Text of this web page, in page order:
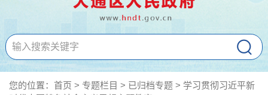
您的位置： 首页 > 专题栏目 > 已归档专题 > 学习贯彻习近平新